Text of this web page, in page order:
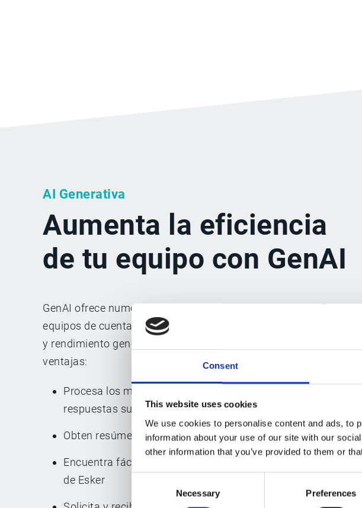
Consent
This website uses cookies
We use cookies to personalise content and ads, to
information about your use of our site with our
other information that you’ve provided to them or
Necessary Preferences
AI Generativa
Aumenta la eficiencia
de tu equipo con GenAI
GenAI ofrece numerosas ventajas a los gestores, especialistas y
equipos de cuentas por cobrar al mejorar su eficiencia, precisión
y rendimiento general. Estas son algunas de las principales
ventajas:
Procesa los mensajes de tus clientes más rápido gracias a las
respuestas sugeridas generadas por Esker Synergy AI
Obten resúmenes de correos electrónicos largos y complejos
Encuentra fácilmente la información que necesitas con el
de Esker